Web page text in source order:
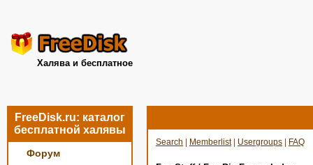
Халява и бесплатное
FreeDisk.ru: каталог
бесплатной халявы
Форум
Search Memberlist| Usergroups FAQ